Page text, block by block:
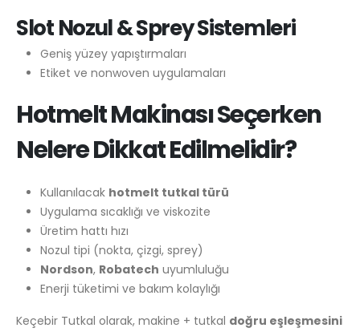
Slot Nozul & Sprey Sistemleri
Geniş yüzey yapıştırmaları
Etiket ve nonwoven uygulamaları
Hotmelt Makinası Seçerken
Nelere Dikkat Edilmelidir?
Kullanılacak hotmelt tutkal türü
Uygulama sıcaklığı ve viskozite
Üretim hattı hızı
Nozul tipi (nokta, çizgi, sprey)
Nordson, Robatech uyumluluğu
Enerji tüketimi ve bakım kolaylığı
Keçebir Tutkal olarak, makine + tutkal doğru eşleşmesini